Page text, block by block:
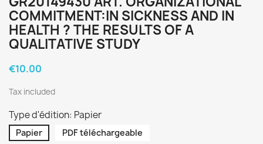
COMMITMENT:IN SICKNESS AND IN
HEALTH ? THE RESULTS OF A
QUALITATIVE STUDY
€10.00
Tax included
Type d'édition: Papier
Papier PDF téléchargeable